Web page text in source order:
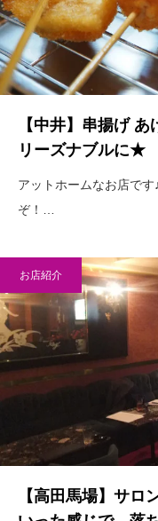
【中井】串揚げ
リーズナブルに★
アットホームなお店で
ぞ！…
お店紹介
【高田馬場】サロ